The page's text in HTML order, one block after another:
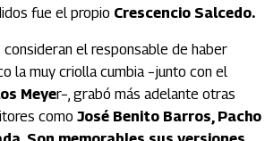
fue el propio Crescencio Salcedo.
consideran el responsable de haber
la muy criolla cumbia −junto con el
Meyer−, grabó más adelante otras
como José Benito Barros, Pacho